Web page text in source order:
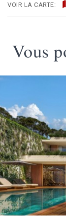
VOIR LA CARTE:
Vous